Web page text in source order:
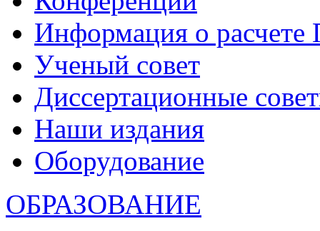
Информация о
Ученый совет
Диссертационные
Наши издания
Оборудование
ОБРАЗОВАНИЕ